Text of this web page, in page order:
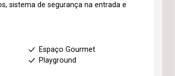
sistema de segurança na entrada e
Espaço Gourmet
Playground